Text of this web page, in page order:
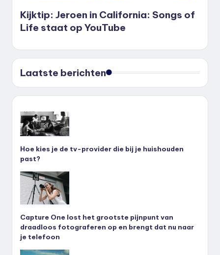
Kijktip: Jeroen in California: Songs of
Life staat op YouTube
Laatste berichten
Hoe kies je de tv-provider die bij je huishouden
past?
Capture One lost het grootste pijnpunt van
draadloos fotograferen op en brengt dat nu naar
je telefoon